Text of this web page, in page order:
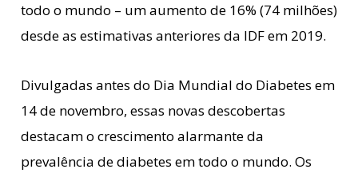
todo o mundo – um aumento de 16% (74 milhões)
desde as estimativas anteriores da IDF em 2019.
Divulgadas antes do Dia Mundial do Diabetes em
14 de novembro, essas novas descobertas
destacam o crescimento alarmante da
prevalência de diabetes em todo o mundo. Os